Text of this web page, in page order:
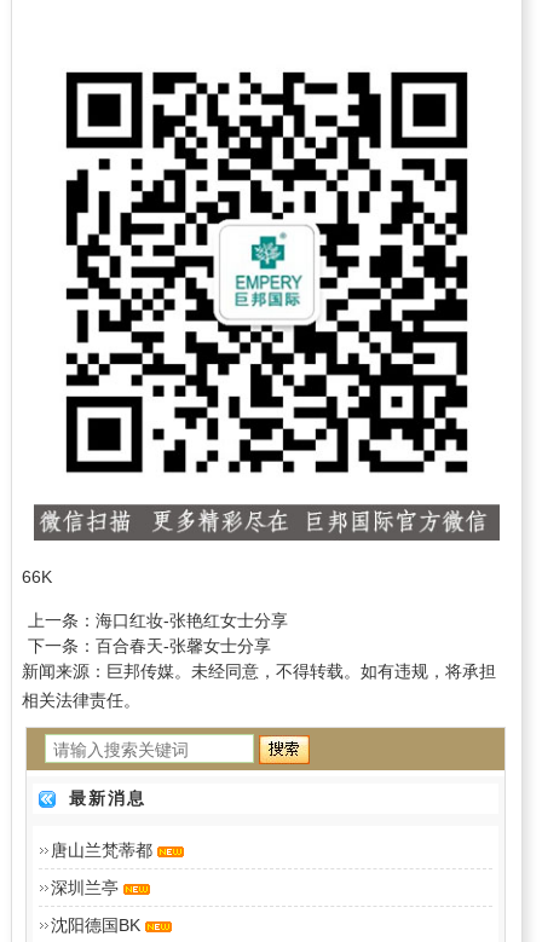
66K
上一条：海口红妆-张艳红女士分享
下一条：百合春天-张馨女士分享
新闻来源：巨邦传媒。未经同意，不得转载。如有违规，将承担
相关法律责任。
最新消息
唐山兰梵蒂都
深圳兰亭
沈阳德国BK